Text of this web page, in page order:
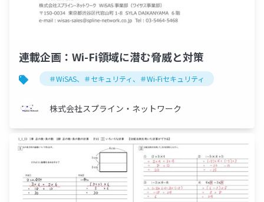
連載企画：Wi-Fi領域に潜む脅威と対策
＃WiSAS、＃セキュリティ、＃Wi-Fiセキュリティ
株式会社スプライン・ネットワーク